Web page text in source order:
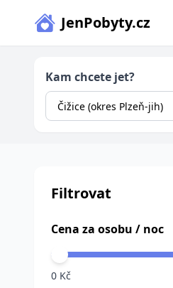
JenPobyty.cz
Kam chcete jet?
Filtrovat
Cena za osobu / noc
0 Kč